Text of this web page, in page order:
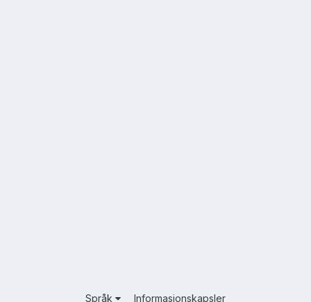
Språk Informasjonskapsler